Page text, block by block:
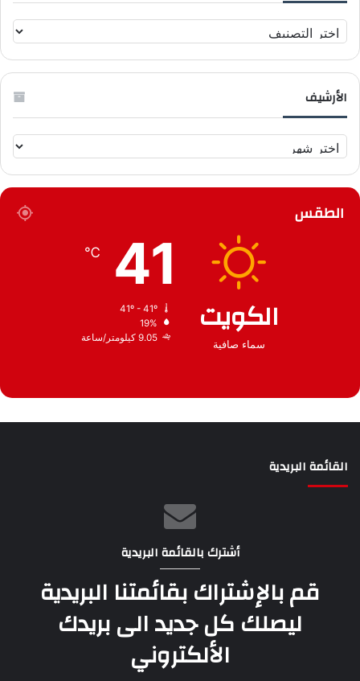
أقسام
الموقع
الأرشيف
الأرشيف
الطقس
الكويت
سماء صافية
41
℃
19%
9.05 كيلومتر/ساعة
القائمة البريدية
أشترك بالقائمة البريدية
قم بالإشتراك بقائمتنا البريدية
ليصلك كل جديد الى بريدك
الألكتروني